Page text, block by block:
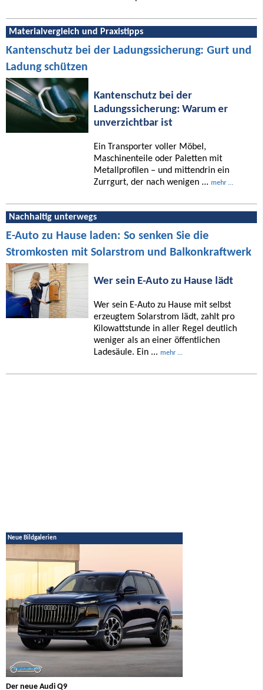
Materialvergleich und Praxistipps
Kantenschutz bei der Ladungssicherung: Gurt und
Ladung schützen
Kantenschutz bei der
Ladungssicherung: Warum er
unverzichtbar ist
Ein Transporter voller Möbel,
Maschinenteile oder Paletten mit
Metallprofilen – und mittendrin ein
Zurrgurt, der nach wenigen ... mehr ...
Nachhaltig unterwegs
E-Auto zu Hause laden: So senken Sie die
Stromkosten mit Solarstrom und Balkonkraftwerk
Wer sein E-Auto zu Hause lädt
Wer sein E-Auto zu Hause mit selbst
erzeugtem Solarstrom lädt, zahlt pro
Kilowattstunde in aller Regel deutlich
weniger als an einer öffentlichen
Ladesäule. Ein ... mehr ...
Neue Bildgalerien
Der neue Audi Q9